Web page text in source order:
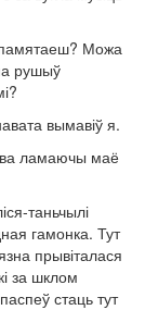
Можа
рушыў
вымавіў я.
ламаючы маё
таньчылі
гамонка. Тут
прывіталася
за шклом
стаць тут